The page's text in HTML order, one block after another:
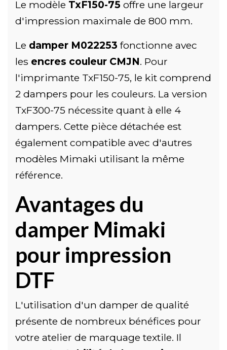
Le modèle TxF150-75 offre une largeur
d'impression maximale de 800 mm.
Le damper M022253 fonctionne avec
les encres couleur CMJN. Pour
l'imprimante TxF150-75, le kit comprend
2 dampers pour les couleurs. La version
TxF300-75 nécessite quant à elle 4
dampers. Cette pièce détachée est
également compatible avec d'autres
modèles Mimaki utilisant la même
référence.
Avantages du
damper Mimaki
pour impression
DTF
L'utilisation d'un damper de qualité
présente de nombreux bénéfices pour
votre atelier de marquage textile. Il